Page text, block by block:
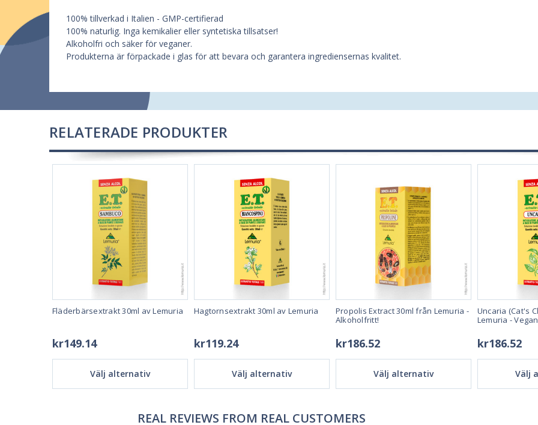
100% tillverkad i Italien - GMP-certifierad
100% naturlig. Inga kemikalier eller syntetiska tillsatser!
Alkoholfri och säker för veganer.
Produkterna är förpackade i glas för att bevara och garantera ingrediensernas kvalitet.
RELATERADE PRODUKTER
Fläderbärsextrakt 30ml av Lemuria
kr149.14
Välj alternativ
Hagtornsextrakt 30ml av Lemuria
kr119.24
Välj alternativ
Propolis Extract 30ml från Lemuria -
Alkoholfritt!
kr186.52
Välj alternativ
Uncaria (Cat's
Lemuria -
kr186.52
Välj
REAL REVIEWS FROM REAL CUSTOMERS